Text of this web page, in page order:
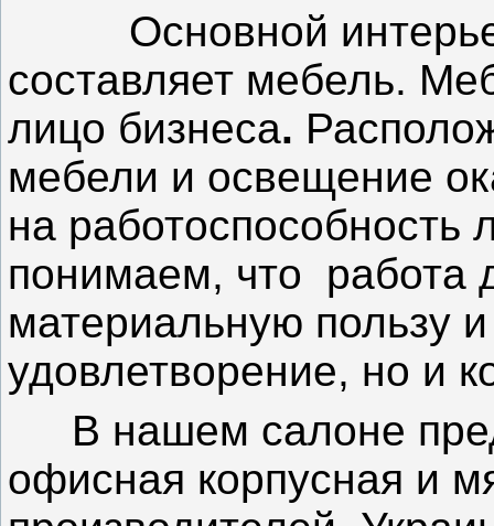
Основной
составляет мебель.
лицо бизнеса.
мебели и освещение
на
понимаем, что
работа
материальную пользу
удовлетворение, но и
В нашем салоне
офисная корпусная и